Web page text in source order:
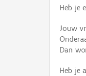
Heb je
Jouw
Dan
Heb je